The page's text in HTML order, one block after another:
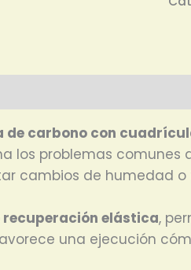
de carbono con
los problemas
cambios de humedad
recuperación elástica,
una ejecución